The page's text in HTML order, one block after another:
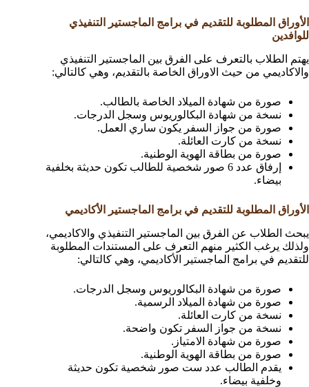
الأوراق المطلوبة للتقديم في برامج الماجستير التنفيذي
للوافدين
يهتم الطلاب بالتعرف على الفرق بين الماجستير التنفيذي
والاكاديمي من حيث الاوراق الخاصة بالتقديم، وهي كالتالي:
صورة من شهادة الميلاد الخاصة بالطالب.
نسخة من شهادة البكالوريوس وسجل الدرجات.
صورة من جواز السفر يكون ساري العمل.
نسخة من كارت العائلة.
صورة من بطاقة الهوية الوطنية.
إرفاق عدد 6 صور شخصية للطالب تكون حديثة بخلفية
بيضاء.
الأوراق المطلوبة للتقديم في برامج الماجستير الأكاديمي
يبحث الطلاب عن الفرق بين الماجستير التنفيذي والاكاديمي،
ولذلك يرغب الكثير منهم التعرف على المستندات المطلوبة
للتقديم في برامج الماجستير الأكاديمي، وهي كالتالي:
صورة من شهادة البكالوريوس وسجل الدرجات.
صورة من شهادة الميلاد الرسمية.
نسخة من كارت العائلة.
نسخة من جواز السفر تكون واضحة.
صورة من شهادة الامتياز.
صورة من بطاقة الهوية الوطنية.
يقدم الطالب عدد ست صور شخصية تكون حديثة
وخلفية بيضاء.